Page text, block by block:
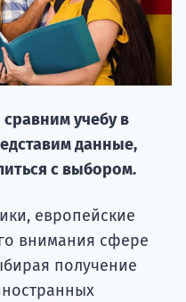
учебу в
данные,
с выбором.
европейские
внимания сфере
получение
20.09